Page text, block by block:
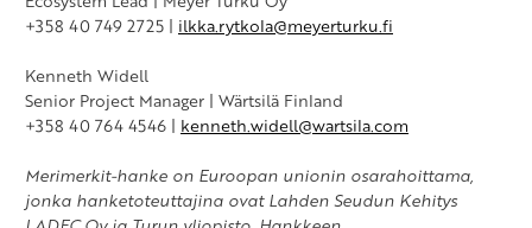
+358 40 749 2725 | ilkka.rytkola@meyerturku.fi
Kenneth Widell
Senior Project Manager | Wärtsilä Finland
+358 40 764 4546 | kenneth.widell@wartsila.com
Merimerkit-hanke on Euroopan unionin osarahoittama,
jonka hanketoteuttajina ovat Lahden Seudun Kehitys